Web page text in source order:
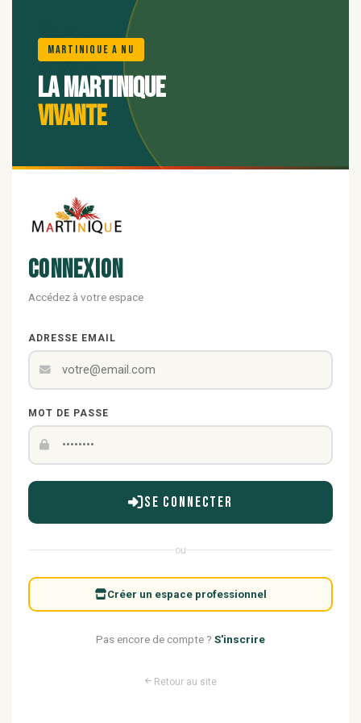
🌺
Martinique A Nu
La Martinique
vivante
Connexion
Accédez à votre espace
ADRESSE EMAIL
MOT DE PASSE
Se connecter
ou
Créer un espace professionnel
Pas encore de compte ? S'inscrire
Retour au site